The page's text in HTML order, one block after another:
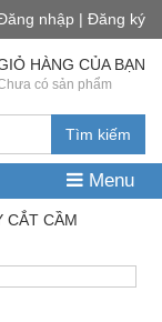
nhập | Đăng ký
Tìm kiếm
HÀNG CỦA BẠN
có sản phẩm
Menu
CẮT CẦM